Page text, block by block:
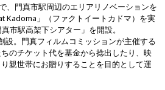
、門真市駅周辺のエリアリノベーションを
Kadoma」（ファクトイートカドマ）を実
市駅高架下シアター」を開設。
設。門真フィルムコミッションが主催する
のチケット代を基金から捻出したり、映
親世帯にお贈りすることを目的として運